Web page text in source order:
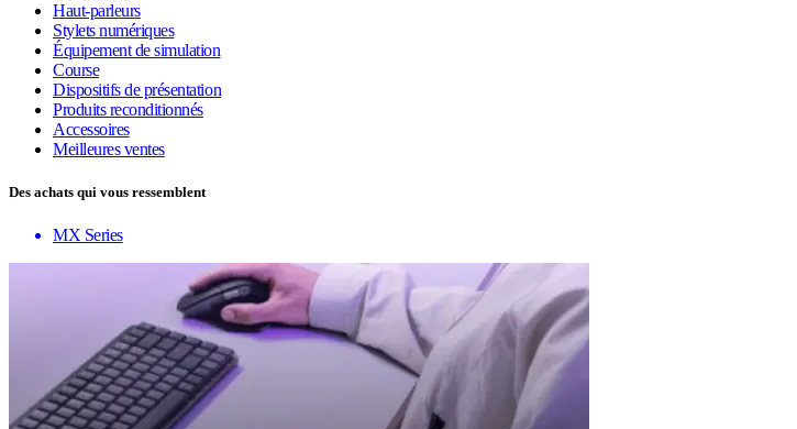
Haut-parleurs
Stylets numériques
Équipement de simulation
Course
Dispositifs de présentation
Produits reconditionnés
Accessoires
Meilleures ventes
Des achats qui vous ressemblent
MX Series